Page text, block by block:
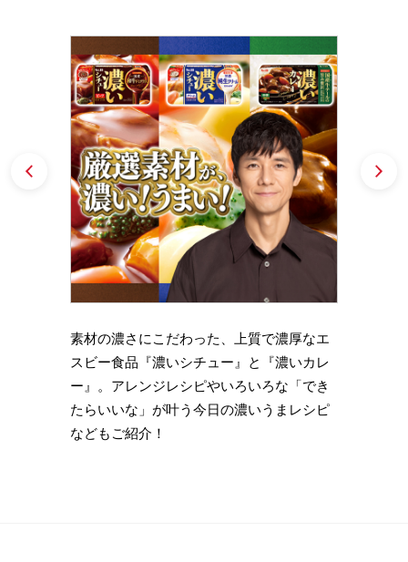
素材の濃さにこだわった、上質で濃厚なエ
スビー食品『濃いシチュー』と『濃いカレ
ー』。アレンジレシピやいろいろな「でき
たらいいな」が叶う今日の濃いうまレシピ
などもご紹介！
Prev